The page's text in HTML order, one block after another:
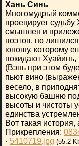
Хань Синь
Многомудрый
проецирует
смышлен и
поэтов, но
юношу, которому
покидают Хуайинь,
(Вэнь при этом
пьют вино
весело, в
высокую башню
высоты и чистоты
единства
Вот такая
Прикрепления:
· 5410719.jpg (55.2